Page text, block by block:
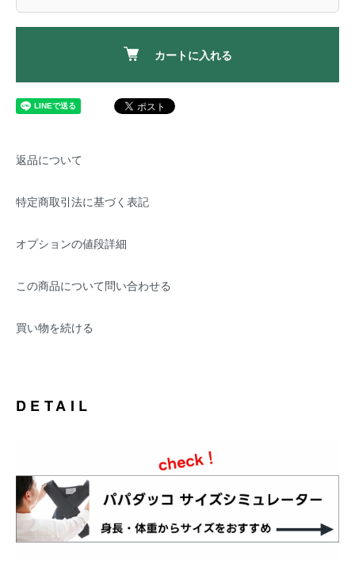
カートに入れる
返品について
特定商取引法に基づく表記
オプションの値段詳細
この商品について問い合わせる
買い物を続ける
DETAIL